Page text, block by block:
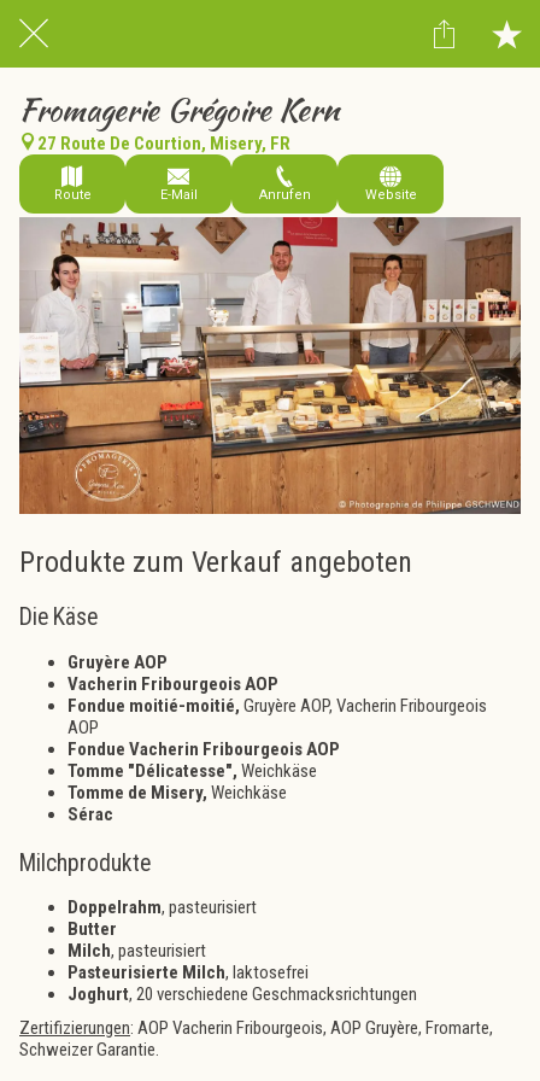
Fromagerie Grégoire Kern
27 Route De Courtion, Misery, FR
Route E-Mail Anrufen Website
Produkte zum Verkauf angeboten
Die Käse
Gruyère AOP
Vacherin Fribourgeois AOP
Fondue moitié-moitié, Gruyère AOP, Vacherin Fribourgeois
AOP
Fondue Vacherin Fribourgeois AOP
Tomme "Délicatesse", Weichkäse
Tomme de Misery, Weichkäse
Sérac
Milchprodukte
Doppelrahm, pasteurisiert
Butter
Milch, pasteurisiert
Pasteurisierte Milch, laktosefrei
Joghurt, 20 verschiedene Geschmacksrichtungen
Zertifizierungen: AOP Vacherin Fribourgeois, AOP Gruyère, Fromarte,
Schweizer Garantie.